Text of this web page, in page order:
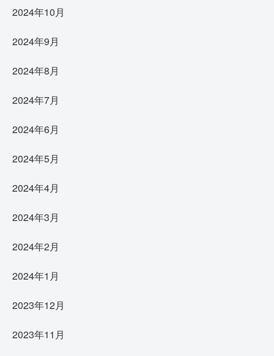
2024年10月
2024年9月
2024年8月
2024年7月
2024年6月
2024年5月
2024年4月
2024年3月
2024年2月
2024年1月
2023年12月
2023年11月